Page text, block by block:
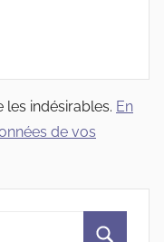
les indésirables. En
de vos